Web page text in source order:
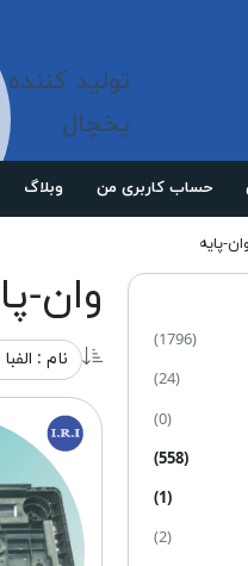
پلاست
شرکت
تولید
یخچال
حساب کاربری من وبلاگ
وان-پایه
(1796)
(24)
(0)
(558)
(1)
(2)
وان-